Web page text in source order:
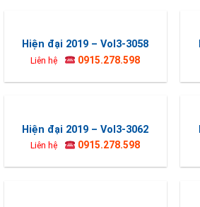
Hiện đại 2019 – Vol3-3058
Liên hệ 0915.278.598
Hiện đại 2019 – Vol3-3062
Liên hệ 0915.278.598